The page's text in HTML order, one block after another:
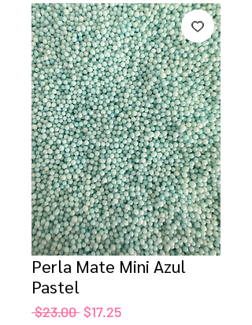
Perla Mate Mini Azul
Pastel
$23.00 Precio
$17.25Precio